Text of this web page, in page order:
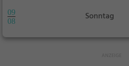
09
08
Sonntag